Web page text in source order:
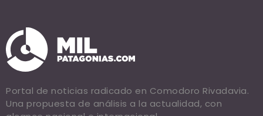
Portal de noticias radicado en Comodoro Rivadavia.
Una propuesta de análisis a la actualidad, con